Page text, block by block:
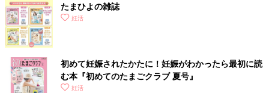
たまひよの雑誌
妊活
初めて妊娠されたかたに！妊娠がわかったら最初に読
む本『初めてのたまごクラブ 夏号』
妊活